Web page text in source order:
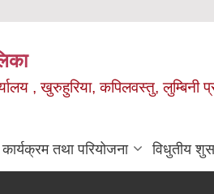
, खुरुहुरिया, कपिलवस्तु, लुम्बिनी
कार्यक्रम तथा परियोजना विधुतीय